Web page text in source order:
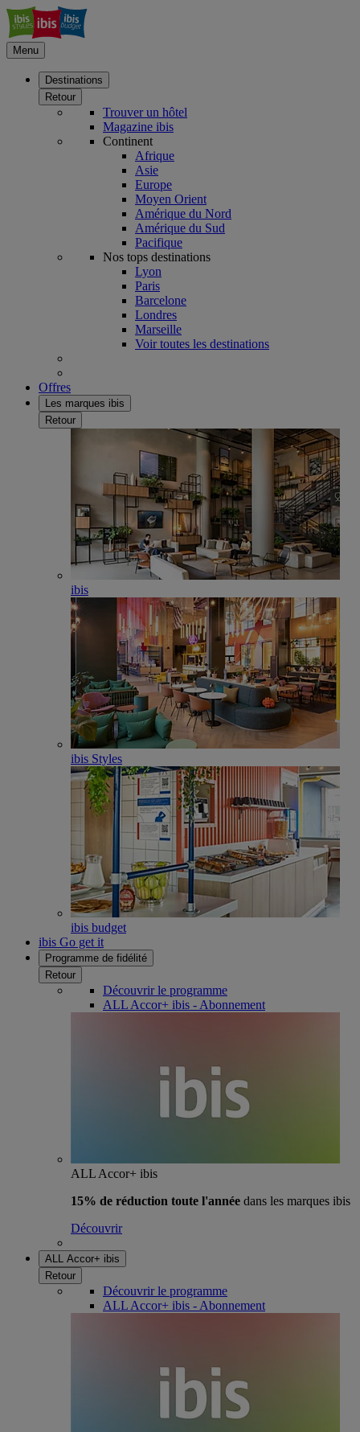
Menu
Destinations
Retour
Trouver un hôtel
Magazine ibis
Continent
Afrique
Asie
Europe
Moyen Orient
Amérique du Nord
Amérique du Sud
Pacifique
Nos tops destinations
Lyon
Paris
Barcelone
Londres
Marseille
Voir toutes les destinations
Offres
Les marques ibis
Retour
ibis
ibis Styles
ibis budget
ibis Go get it
Programme de fidélité
Retour
Découvrir le programme
ALL Accor+ ibis - Abonnement
ALL Accor+ ibis
15% de réduction toute l'année dans les marques ibis
Découvrir
ALL Accor+ ibis
Retour
Découvrir le programme
ALL Accor+ ibis - Abonnement